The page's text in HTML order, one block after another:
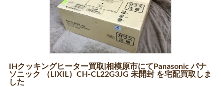
IHクッキングヒーター買取|相模原市にてPanasonic パナ
ソニック （LIXIL）CH-CL22G3JG 未開封 を宅配買取しま
した